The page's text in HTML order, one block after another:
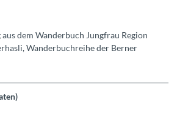
dem Wanderbuch Jungfrau Region
Wanderbuchreihe der Berner